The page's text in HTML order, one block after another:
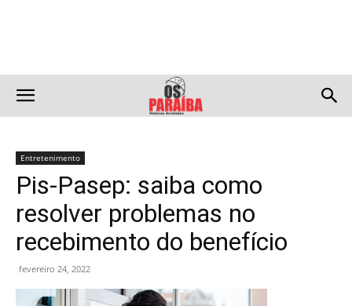
Entretenimento
Pis-Pasep: saiba como
resolver problemas no
recebimento do benefício
fevereiro 24, 2022